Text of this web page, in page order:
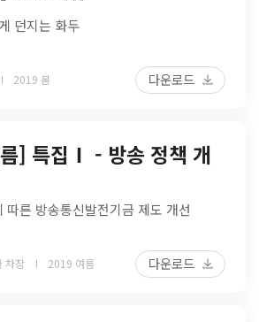
던지는 화두
2019 봄 다운로드
] 특집Ⅰ - 방송 정책 개
따른 방송통신발전기금 제도 개선
차장 2019 여름 다운로드